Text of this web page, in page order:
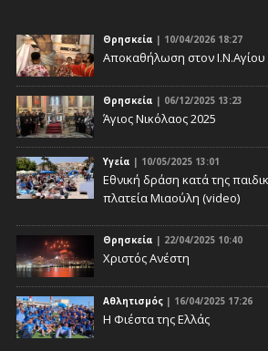
Θρησκεία | 10/04/2026 18:27
Αποκαθήλωση στον Ι.Ν.Αγίου
Θρησκεία | 06/12/2025 13:23
Άγιος Νικόλαος 2025
Υγεία | 10/05/2025 13:01
Eθνική δράση κατά της
πλατεία Μιαούλη (video)
Θρησκεία | 22/04/2025 10:40
Χριστός Ανέστη
Αθλητισμός | 16/04/2025 17:26
Η Φιέστα της Ελλάς